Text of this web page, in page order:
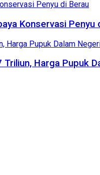
Konservasi Penyu
Harga Pupuk